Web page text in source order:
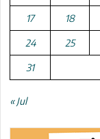
17 18
24 25
31
« Jul